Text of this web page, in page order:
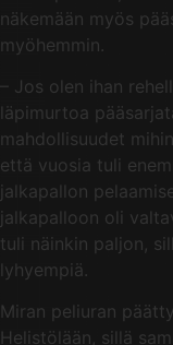
näkemään myös
myöhemmin.
– Jos olen ihan
läpimurtoa
mahdollisuudet
että vuosia tuli
jalkapallon
jalkapalloon oli
tuli näinkin paljon,
lyhyempiä.
Miran peliuran
Helistölään, sillä